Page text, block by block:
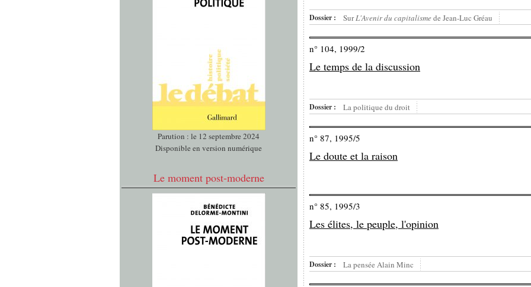
Parution : le 12 septembre 2024
Disponible en version numérique
Le moment post-moderne
Dossier : SurL'Avenir du capitalismede Jean-Luc Gréau
n° 104, 1999/2
Le temps de la discussion
Dossier : La politique du droit
n° 87, 1995/5
Le doute et la raison
n° 85, 1995/3
Les élites, le peuple, l'opinion
Dossier : La pensée Alain Minc